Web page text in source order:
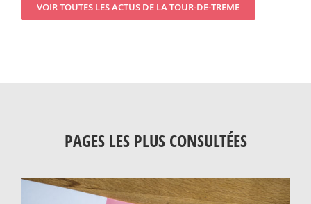
VOIR TOUTES LES ACTUS DE LA TOUR-DE-TREME
PAGES LES PLUS CONSULTÉES